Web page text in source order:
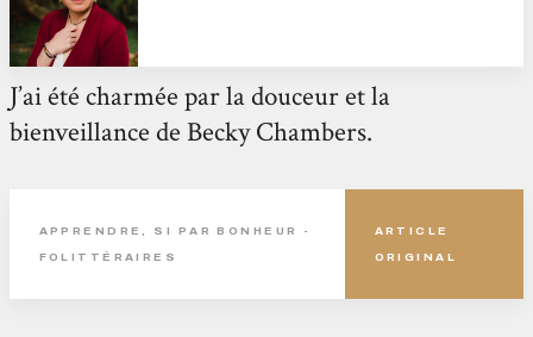
J’ai été charmée par la douceur et la
bienveillance de Becky Chambers.
APPRENDRE, SI PAR BONHEUR -
FOLITTÉRAIRES
ARTICLE
ORIGINAL